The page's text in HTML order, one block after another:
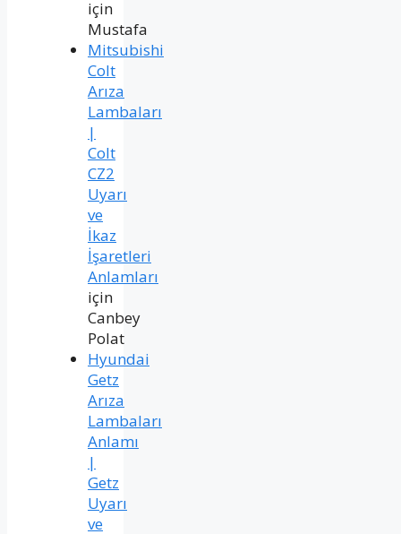
için
Mustafa
Mitsubishi
Colt
Arıza
Lambaları
|
Colt
CZ2
Uyarı
ve
İkaz
İşaretleri
Anlamları
için
Canbey
Polat
Hyundai
Getz
Arıza
Lambaları
Anlamı
|
Getz
Uyarı
ve